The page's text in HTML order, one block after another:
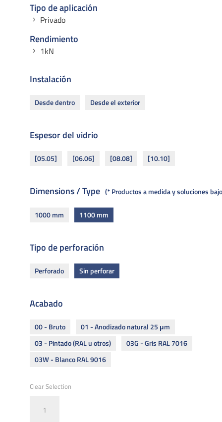
Tipo de aplicación
Privado
Rendimiento
1kN
Instalación
Desde dentro Desde el exterior
Espesor del vidrio
[05.05] [06.06] [08.08] [10.10]
Dimensions / Type * Productos a medida y soluciones
1000 mm 1100 mm
Tipo de perforación
Perforado Sin perforar
Acabado
00 - Bruto
01 - Anodizado natural 25 μm
03 - Pintado (RAL u otros)
03G - Gris RAL 7016
03W - Blanco RAL 9016
Clear Selection